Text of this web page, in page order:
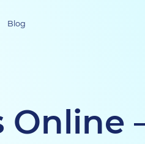
Blog